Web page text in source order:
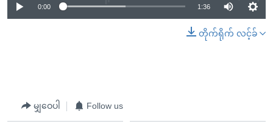
0:00 1:36
တိုက်ရိုက် လင့်ခ်
မျှဝေပါ Follow us